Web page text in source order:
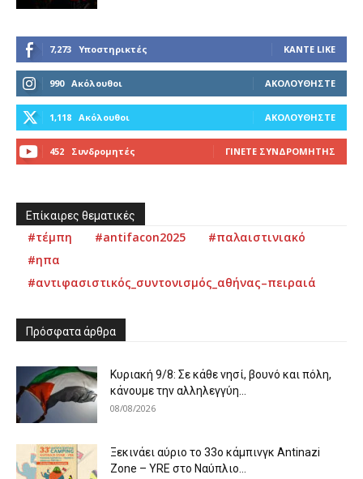
7,273 Υποστηρικτές ΚΆΝΤΕ LIKE
990 Ακόλουθοι ΑΚΟΛΟΥΘΉΣΤΕ
1,118 Ακόλουθοι ΑΚΟΛΟΥΘΉΣΤΕ
452 Συνδρομητές ΓΊΝΕΤΕ ΣΥΝΔΡΟΜΗΤΉΣ
Επίκαιρες θεματικές
#τέμπη #antifacon2025
#παλαιστινιακό
#ηπα
#αντιφασιστικός_συντονισμός_αθήνας–πειραιά
Πρόσφατα άρθρα
Κυριακή 9/8: Σε κάθε νησί, βουνό και πόλη,
κάνουμε την αλληλεγγύη...
08/08/2026
Ξεκινάει αύριο το 33ο κάμπινγκ Antinazi
Zone – YRE στο Ναύπλιο...